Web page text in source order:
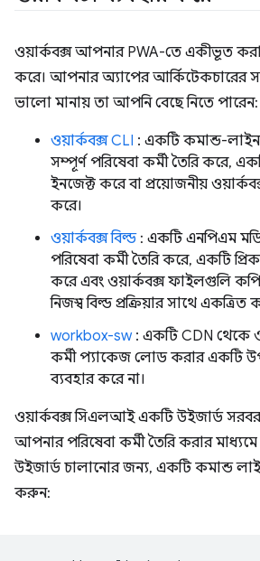
ওয়ার্কবক্স আপনার PWA-তে একীভূত করার
করে। আপনার অ্যাপের আর্কিটেকচারের
ভালো মানায় তা আপনি বেছে নিতে পারেন:
ওয়ার্কবক্স CLI : একটি কমান্ড-
সম্পূর্ণ পরিষেবা কর্মী তৈরি করে,
ইনজেক্ট করে বা প্রয়োজনীয়
করে।
ওয়ার্কবক্স বিল্ড: একটি এনপিএম
পরিষেবা কর্মী তৈরি করে, একটি
করে এবং ওয়ার্কবক্স ফাইলগুলি
নিজস্ব বিল্ড প্রক্রিয়ার সাথে
workbox-sw: একটি CDN থেকে
কর্মী প্যাকেজ লোড করার একটি
ব্যবহার করে না।
ওয়ার্কবক্স সিএলআই একটি উইজার্ড
আপনার পরিষেবা কর্মী তৈরি করার
উইজার্ড চালানোর জন্য, একটি কমান্ড
করুন: